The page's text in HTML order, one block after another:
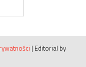
| Editorial by